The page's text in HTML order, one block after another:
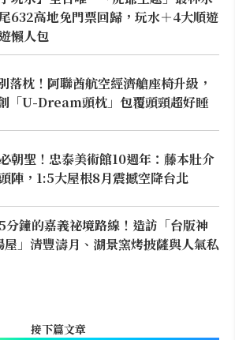
632高地免門票回歸，玩水＋4大順遊
懶人包
落枕！阿聯酋航空經濟艙座椅升級，
「U-Dream頭枕」包覆頭頸超好睡
朝聖！忠泰美術館10週年：藤本壯介
陣，1:5大屋根8月震撼空降台北
分鐘的嘉義祕境路線！造訪「台版神
屋」清豐濤月、湖景窯烤披薩與人氣私
接下篇文章